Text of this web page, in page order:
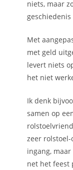
niets, maar
geschiedenis
Met
met geld
levert niets
het niet
Ik denk
samen op
zeer
ingang,
net het feest